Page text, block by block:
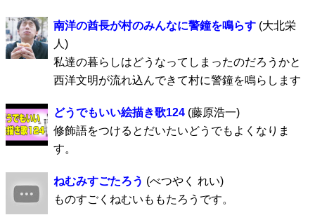
南洋の酋長が村のみんなに警鐘を鳴らす (大北栄
人)
私達の暮らしはどうなってしまったのだろうかと
西洋文明が流れ込んできて村に警鐘を鳴らします
どうでもいい絵描き歌124 (藤原浩一)
修飾語をつけるとだいたいどうでもよくなりま
す。
ねむみすごたろう (べつやく れい)
ものすごくねむいももたろうです。